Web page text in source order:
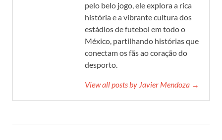
pelo belo jogo, ele explora a rica
história e a vibrante cultura dos
estádios de futebol em todo o
México, partilhando histórias que
conectam os fãs ao coração do
desporto.
View all posts by Javier Mendoza →